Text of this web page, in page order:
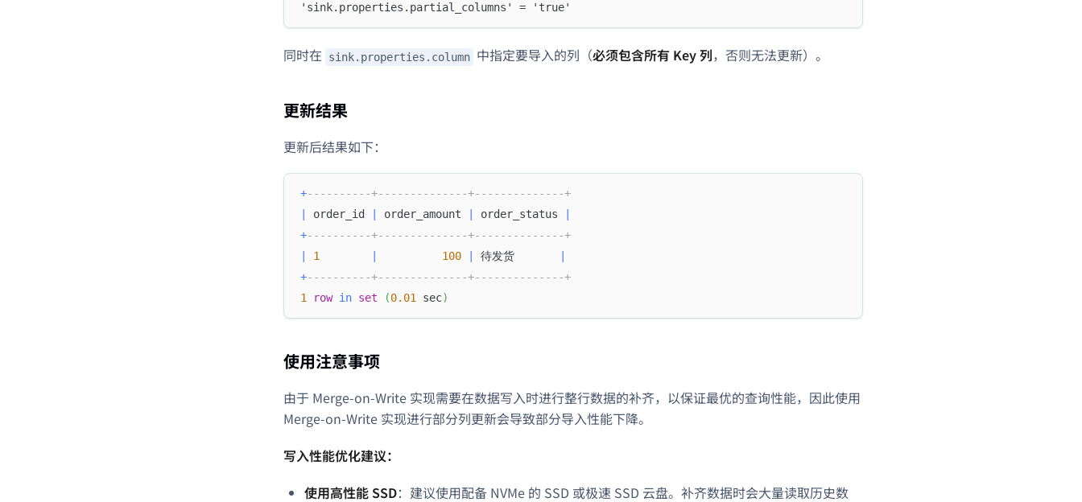
'sink.properties.partial_columns' = 'true'
同时在 sink.properties.column 中指定要导入的列（必须包含所有 Key 列，否则无法更新）。
更新结果
更新后结果如下：
+----------+--------------+--------------+
order_id order_amount order_status
+----------+--------------+--------------+
1 100 待发货
+----------+--------------+--------------+
1
row in set (0.01 sec)
使用注意事项
由于 Merge-on-Write 实现需要在数据写入时进行整行数据的补齐，以保证最优的查询性能，因此使用
Merge-on-Write 实现进行部分列更新会导致部分导入性能下降。
写入性能优化建议：
使用高性能 SSD：建议使用配备 NVMe 的 SSD 或极速 SSD 云盘。补齐数据时会大量读取历史数